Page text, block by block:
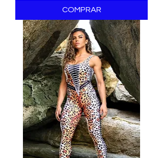
COMPRAR